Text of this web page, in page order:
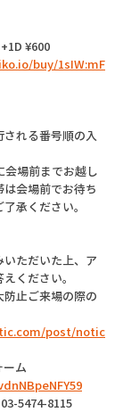
¥600
buy/1sIW:mF
れる番号順の入
会場前までお越し
会場前でお待ち
承ください。
ただいた上、ア
ください。
止ご来場の際の
post/notic
ーム
5474-8115